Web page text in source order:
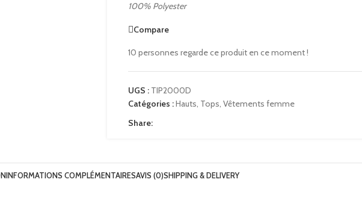
100% Polyester
Compare
10 personnes regarde ce produit en ce moment !
UGS : TIP2000D
Catégories :Hauts, Tops, Vêtements femme
Share:
INFORMATIONS COMPLÉMENTAIRESAVIS (0)SHIPPING & DELIVERY